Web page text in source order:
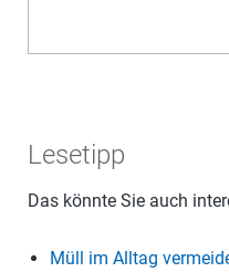
Lesetipp
Das könnte Sie auch
Müll im Alltag